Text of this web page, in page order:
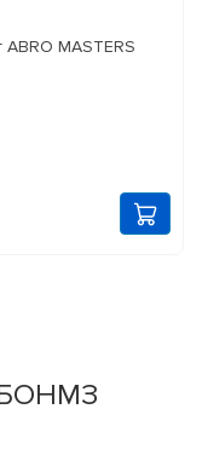
MASTERS
БОНМЗ